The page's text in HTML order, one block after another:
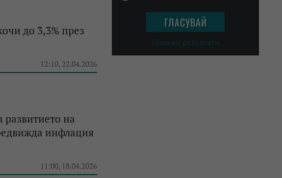
до 3,3% през
12:10, 22.04.2026
развитието на
инфлация
11:00, 18.04.2026
Покажи резултати